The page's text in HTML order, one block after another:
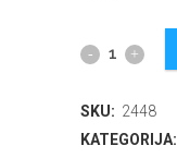
SKU: 2448
KATEGORIJA: